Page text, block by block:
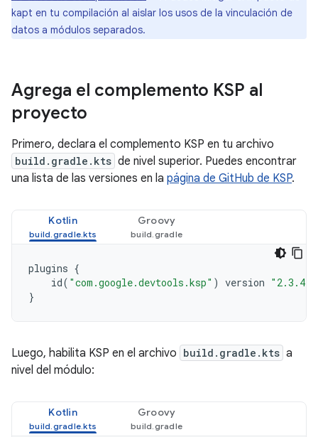
kapt en tu compilación al aislar los usos de la vinculación de
datos a módulos separados.
Agrega el complemento KSP al
proyecto
Primero, declara el complemento KSP en tu archivo
build.gradle.kts de nivel superior. Puedes encontrar
una lista de las versiones en la página de GitHub de KSP.
Kotlin Groovy
plugins {
id( "com.google.devtools.ksp" ) version "2.3.4"
}
Luego, habilita KSP en el archivo build.gradle.kts a
nivel del módulo:
Kotlin Groovy